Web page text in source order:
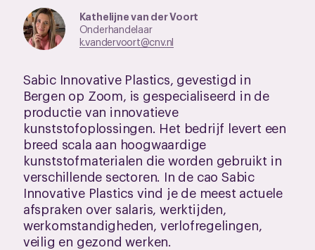
Kathelijne van der Voort
Onderhandelaar
k.vandervoort@cnv.nl
Sabic Innovative Plastics, gevestigd in
Bergen op Zoom, is gespecialiseerd in de
productie van innovatieve
kunststofoplossingen. Het bedrijf levert een
breed scala aan hoogwaardige
kunststofmaterialen die worden gebruikt in
verschillende sectoren. In de cao Sabic
Innovative Plastics vind je de meest actuele
afspraken over salaris, werktijden,
werkomstandigheden, verlofregelingen,
veilig en gezond werken.